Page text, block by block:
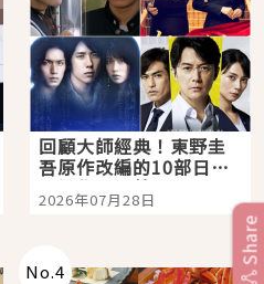
回顧大師經典！東野圭
吾原作改編的10部日本
影視作品推薦
2026年07月28日
No.4
Share